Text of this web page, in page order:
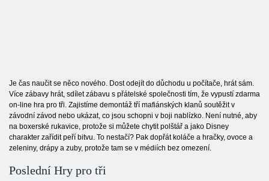
Je čas naučit se něco nového. Dost odejít do důchodu u počítače, hrát sám.
Více zábavy hrát, sdílet zábavu s přátelské společnosti tím, že vypustí zdarma
on-line hra pro tři. Zajistíme demontáž tří mafiánských klanů soutěžit v
závodní závod nebo ukázat, co jsou schopni v boji nablízko. Není nutné, aby
na boxerské rukavice, protože si můžete chytit polštář a jako Disney
charakter zařídit peří bitvu. To nestačí? Pak dopřát koláče a hračky, ovoce a
zeleniny, drápy a zuby, protože tam se v médiích bez omezení.
Poslední Hry pro tři